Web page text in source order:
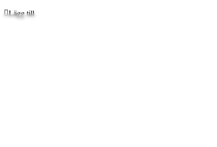
Lägg till